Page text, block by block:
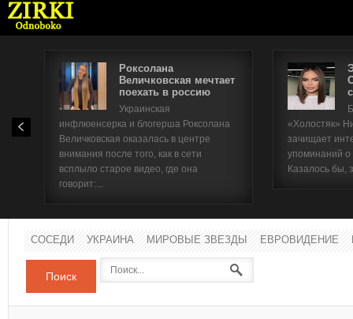
Роксолана
Величковская мечтает
поехать в россию
Украинская
инфлюенсерка и блогерша Роксолана
Величковская оказалась в центре
внимания после того, как в сети
всплыло старое видео, где она
говорит:...
«Холостяк»
зачищает
упоминаний
Казалось бы,
СОСЕДИ УКРАИНА МИРОВЫЕ ЗВЕЗДЫ ЕВРОВИДЕНИЕ
Поиск
Имя